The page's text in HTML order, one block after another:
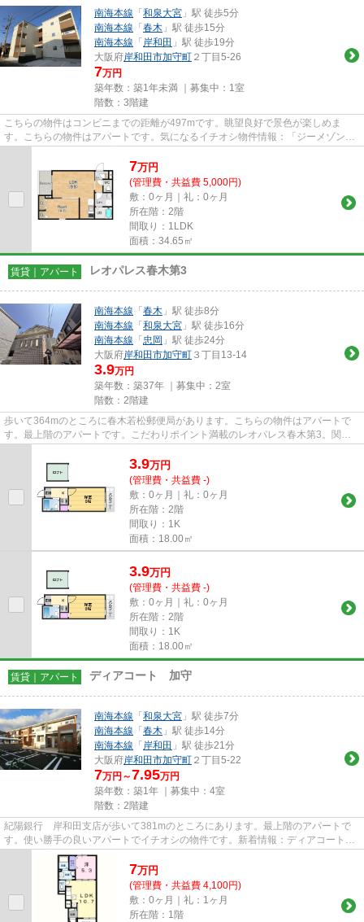
南海本線 「 和泉大宮 」駅 徒歩5分
南海本線 「 春木 」駅 徒歩15分
南海本線 「 岸和田 」駅 徒歩19分
大阪府岸和田市加守町 ２丁目5-26
7万円
築年数：築1年未満 ｜募集中： 1室
階数：3階建
こちらの物件はコンビニまでの距離が497mです。眺望良好で景色が楽しめま
す。こちらの物件はアパートです。気になるイチオシ物件情報：「ジーメゾン和
7万円
(管理費・共益費 5,000円)
敷：0ヶ月｜礼：0ヶ月
所在階：2階
間取り：1LDK
面積：34.65㎡
賃貸｜アパート レオパレス春木第3
南海本線 「 春木 」駅 徒歩8分
南海本線 「 和泉大宮 」駅 徒歩16分
南海本線 「 忠岡 」駅 徒歩24分
大阪府岸和田市加守町 ３丁目13-14
3.9万円
築年数：築37年 ｜募集中： 2室
階数：2階建
歩いて364mのところに春木若松郵便局があります。こちらの物件はアパートで
す。最上階のアパートです。こだわりポイント満載のレオパレス春木第3。関西
3.9万円
(管理費・共益費 -)
敷：0ヶ月｜礼：0ヶ月
所在階：2階
間取り：1K
面積：18.00㎡
3.9万円
(管理費・共益費 -)
敷：0ヶ月｜礼：0ヶ月
所在階：2階
間取り：1K
面積：18.00㎡
賃貸｜アパート ディアコート 加守
南海本線 「 和泉大宮 」駅 徒歩7分
南海本線 「 春木 」駅 徒歩14分
南海本線 「 岸和田 」駅 徒歩21分
大阪府岸和田市加守町 ２丁目5-22
7万円～7.95万円
築年数：築1年 ｜募集中： 4室
階数：2階建
紀陽銀行 岸和田支店が歩いて381mのところにあります。最上階のアパートで
す。使い勝手の良いアパートでイチオシの物件です。新着情報：ディアコート
加守の空室情報ならコチラ。よ...
7万円
(管理費・共益費 4,100円)
敷：0ヶ月｜礼：1ヶ月
所在階：1階